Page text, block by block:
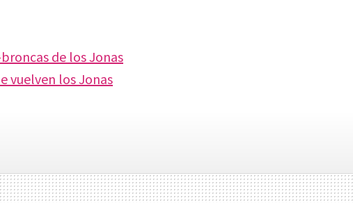
de los Jonas
vuelven los Jonas